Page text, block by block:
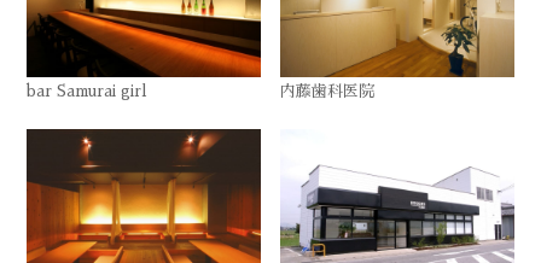
bar Samurai girl 内藤歯科医院